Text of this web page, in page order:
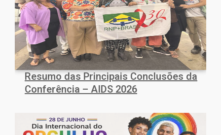
Resumo das Principais Conclusões da
Conferência – AIDS 2026